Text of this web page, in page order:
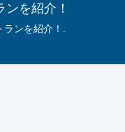
を紹介！
ンを紹介！.